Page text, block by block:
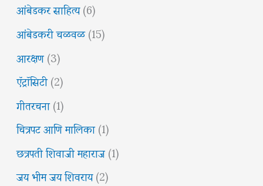
आंबेडकर साहित्य(6)
आंबेडकरी चळवळ(15)
आरक्षण(3)
ऍट्रॉसिटी(2)
गीतरचना(1)
चित्रपट आणि मालिका(1)
छत्रपती शिवाजी महाराज(1)
जय भीम जय शिवराय(2)